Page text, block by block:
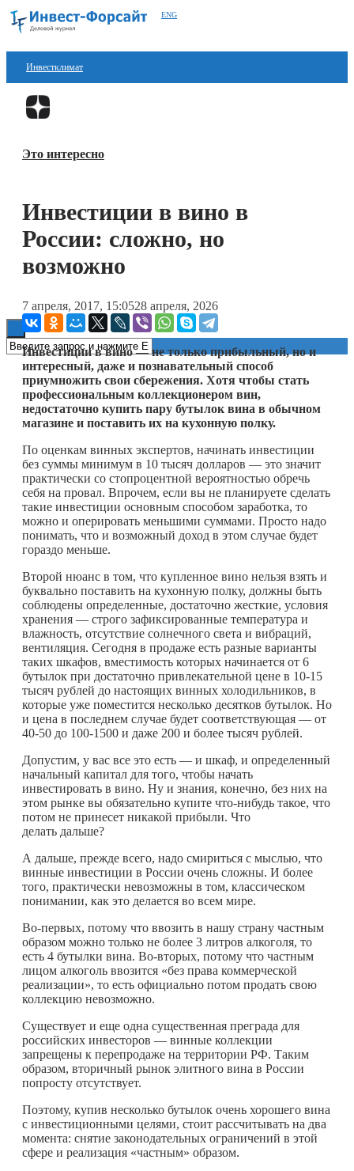
ENG
Инвестклимат
Финансы
Блокчейн
Это интересно
Инвестиции в вино в
России: сложно, но
возможно
7 апреля, 2017, 15:0528 апреля, 2026
Инвестиции в вино — не только прибыльный, но и
интересный, даже и познавательный способ
приумножить свои сбережения. Хотя чтобы стать
профессиональным коллекционером вин,
недостаточно купить пару бутылок вина в обычном
магазине и поставить их на кухонную полку.
По оценкам винных экспертов, начинать инвестиции
без суммы минимум в 10 тысяч долларов — это значит
практически со стопроцентной вероятностью обречь
себя на провал. Впрочем, если вы не планируете сделать
такие инвестиции основным способом заработка, то
можно и оперировать меньшими суммами. Просто надо
понимать, что и возможный доход в этом случае будет
гораздо меньше.
Второй нюанс в том, что купленное вино нельзя взять и
буквально поставить на кухонную полку, должны быть
соблюдены определенные, достаточно жесткие, условия
хранения — строго зафиксированные температура и
влажность, отсутствие солнечного света и вибраций,
вентиляция. Сегодня в продаже есть разные варианты
таких шкафов, вместимость которых начинается от 6
бутылок при достаточно привлекательной цене в 10-15
тысяч рублей до настоящих винных холодильников, в
которые уже поместится несколько десятков бутылок. Но
и цена в последнем случае будет соответствующая — от
40-50 до 100-1500 и даже 200 и более тысяч рублей.
Допустим, у вас все это есть — и шкаф, и определенный
начальный капитал для того, чтобы начать
инвестировать в вино. Ну и знания, конечно, без них на
этом рынке вы обязательно купите что-нибудь такое, что
потом не принесет никакой прибыли. Что
делать дальше?
А дальше, прежде всего, надо смириться с мыслью, что
винные инвестиции в России очень сложны. И более
того, практически невозможны в том, классическом
понимании, как это делается во всем мире.
Во-первых, потому что ввозить в нашу страну частным
образом можно только не более 3 литров алкоголя, то
есть 4 бутылки вина. Во-вторых, потому что частным
лицом алкоголь ввозится «без права коммерческой
реализации», то есть официально потом продать свою
коллекцию невозможно.
Существует и еще одна существенная преграда для
российских инвесторов — винные коллекции
запрещены к перепродаже на территории РФ. Таким
образом, вторичный рынок элитного вина в России
попросту отсутствует.
Поэтому, купив несколько бутылок очень хорошего вина
с инвестиционными целями, стоит рассчитывать на два
момента: снятие законодательных ограничений в этой
сфере и реализация «частным» образом.